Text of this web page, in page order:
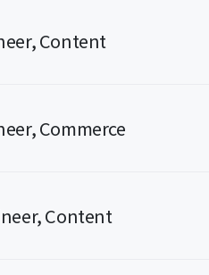
Content
Commerce
Content